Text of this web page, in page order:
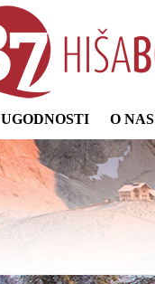
UGODNOSTI O NAS